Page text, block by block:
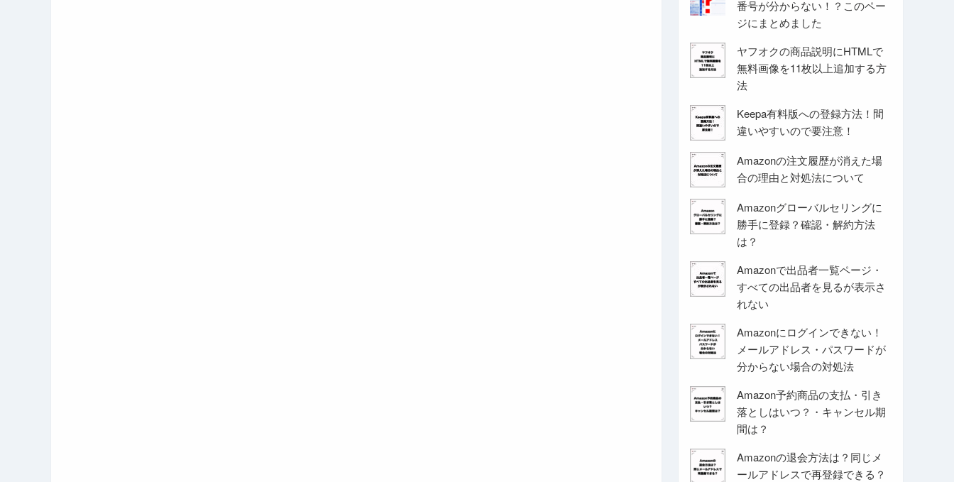
番号が分からない！？このペー
ジにまとめました
ヤフオクの商品説明にHTMLで
無料画像を11枚以上追加する方
法
Keepa有料版への登録方法！間
違いやすいので要注意！
Amazonの注文履歴が消えた場
合の理由と対処法について
Amazonグローバルセリングに
勝手に登録？確認・解約方法
は？
Amazonで出品者一覧ページ・
すべての出品者を見るが表示さ
れない
Amazonにログインできない！
メールアドレス・パスワードが
分からない場合の対処法
Amazon予約商品の支払・引き
落としはいつ？・キャンセル期
間は？
Amazonの退会方法は？同じメ
ールアドレスで再登録できる？